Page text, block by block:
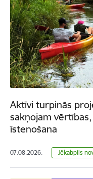
Aktīvi turpinās
sakņojam
īstenošana
07.08.2026. Jēkabpils